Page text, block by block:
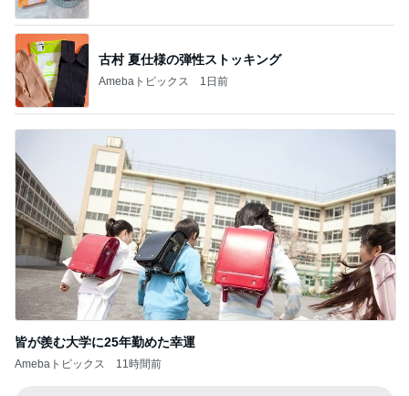
古村 夏仕様の弾性ストッキング
Amebaトピックス 1日前
皆が羨む大学に25年勤めた幸運
Amebaトピックス 11時間前